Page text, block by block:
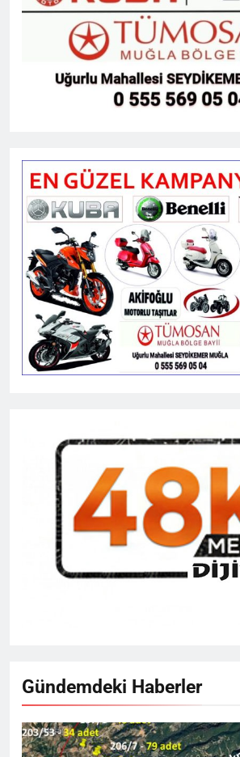
Gündemdeki Haberler